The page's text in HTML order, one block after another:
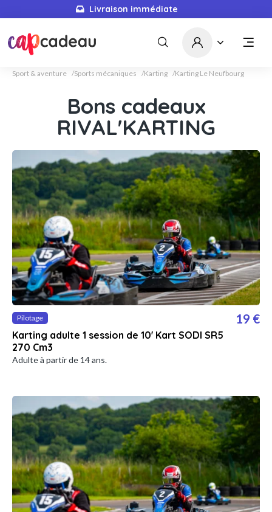
Livraison immédiate
Sport & aventure Sports mécaniques Karting Karting Le Neufbourg
Bons cadeaux
RIVAL'KARTING
Pilotage
Karting adulte 1 session de 10' Kart SODI SR5
270 Cm3
19 €
Adulte à partir de 14 ans.